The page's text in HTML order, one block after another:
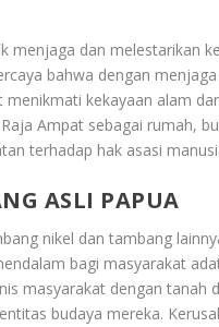
menjaga dan melestarikan
bahwa dengan
kekayaan alam
Ampat sebagai rumah,
terhadap hak asasi
ASLI PAPUA
nikel dan tambang
bagi masyarakat
masyarakat dengan tanah
budaya mereka.